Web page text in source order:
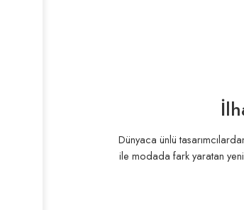
Dünyaca ünlü
ile modada fark yaratan